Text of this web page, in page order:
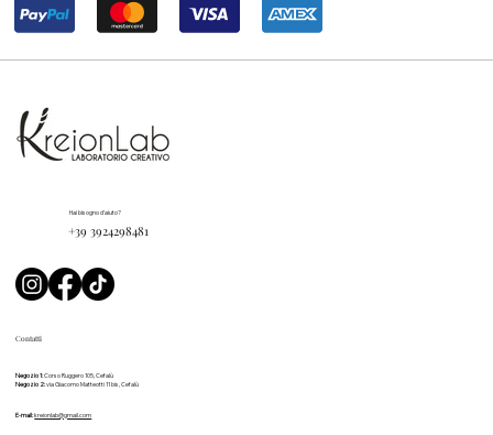
Contatti
Negozio 1:Corso Ruggero 105, Cefalù
Negozio 2:via Giacomo Matteotti 11 bis, Cefalù
E-mail: kreionlab@gmail.com
Hai bisogno d'aiuto?
+39 3924298481